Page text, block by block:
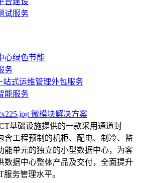
试服务
心绿色节能
务
站式运维管理外包服务
能服务
微模块解决方案
基础设施提供的一款采用通道封
含工程预制的机柜、配电、制冷、监
能单元的独立的小型数据中心，为客
数据中心整体产品及交付，全面提升
服务管理水平。